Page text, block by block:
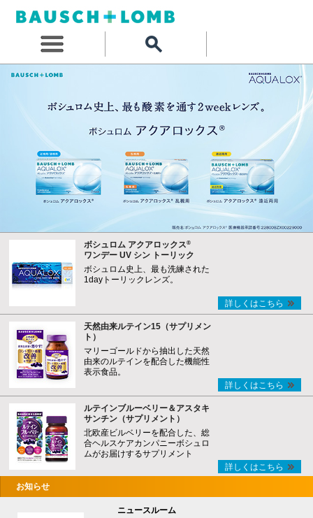
ボシュロム アクアロックス®
ワンデー UV シン トーリック
ボシュロム史上、最も洗練された
1dayトーリックレンズ。
詳しくはこちら
天然由来ルテイン15（サプリメン
ト）
マリーゴールドから抽出した天然
由来のルテインを配合した機能性
表示食品。
詳しくはこちら
ルテインブルーベリー＆アスタキ
サンチン（サプリメント）
北欧産ビルベリーを配合した、総
合ヘルスケアカンパニーボシュロ
ムがお届けするサプリメント
詳しくはこちら
お知らせ
ニュースルーム